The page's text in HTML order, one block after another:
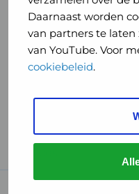
Daarnaast worden
van partners te laten
van YouTube. Voor
cookiebeleid.
GHOR
Nederland
GHOR
GGD Reizen op
GGD Reizen
GGD Reisvaccinaties